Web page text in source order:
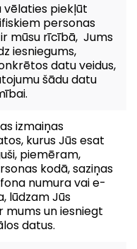
vēlaties piekļūt
personas
mūsu rīcībā, Jums
iesniegums,
datu veidus,
šādu datu
izmaiņas
kurus Jūs esat
piemēram,
kodā, saziņas
numura vai e-
lūdzam Jūs
mums un iesniegt
datus.